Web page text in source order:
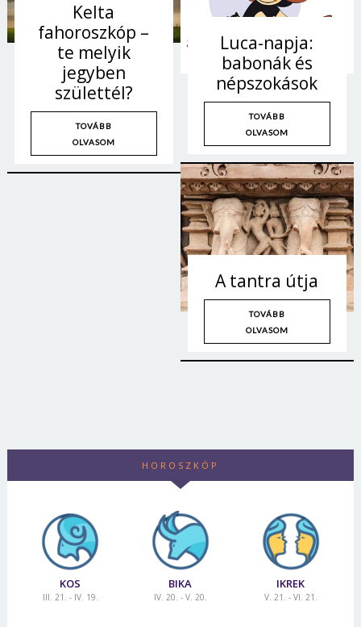
Kelta
fahoroszkóp –
te melyik
jegyben
születtél?
TOVÁBB
OLVASOM
Luca-napja:
babonák és
népszokások
TOVÁBB
OLVASOM
A tantra útja
TOVÁBB
OLVASOM
HOROSZKÓP
KOS
III. 21. - IV. 19.
BIKA
IV. 20. - V. 20.
IKREK
V. 21. - VI. 21.